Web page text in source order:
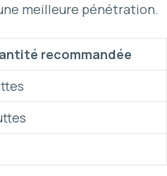
meilleure pénétration.
recommandée